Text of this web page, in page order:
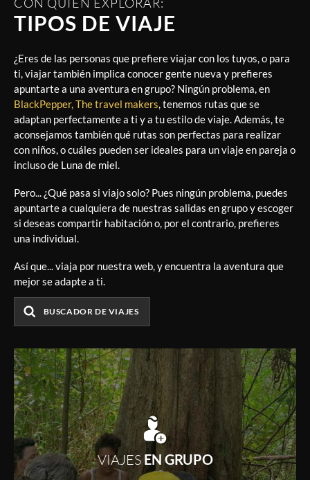
TIPOS DE VIAJE
¿Eres de las personas que prefiere viajar con los tuyos, o para
ti, viajar también implica conocer gente nueva y prefieres
apuntarte a una aventura en grupo? Ningún problema, en
BlackPepper, The travel makers, tenemos rutas que se
adaptan perfectamente a ti y a tu estilo de viaje. Además, te
aconsejamos también qué rutas son perfectas para realizar
con niños, o cuáles pueden ser ideales para un viaje en pareja o
incluso de Luna de miel.
Pero... ¿Qué pasa si viajo solo? Pues ningún problema, puedes
apuntarte a cualquiera de nuestras salidas en grupo y escoger
si deseas compartir habitación o, por el contrario, prefieres
una individual.
Así que... viaja por nuestra web, y encuentra la aventura que
mejor se adapte a ti.
BUSCADOR DE VIAJES
VIAJESEN GRUPO